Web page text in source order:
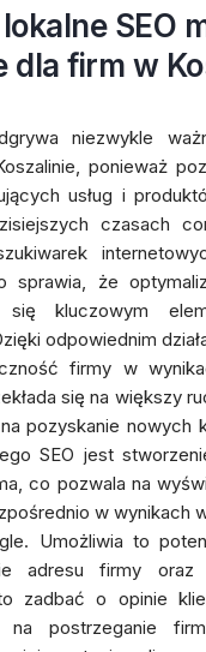
SEO
dla firm w
niezwykle
ponieważ
usług i
czasach
sprawia, że
kluczowym
odpowiednim
firmy w
się na większy
pozyskanie nowych
SEO jest
co pozwala na
w wynikach
Umożliwia to
adresu firmy
zadbać o opinie
na postrzeganie